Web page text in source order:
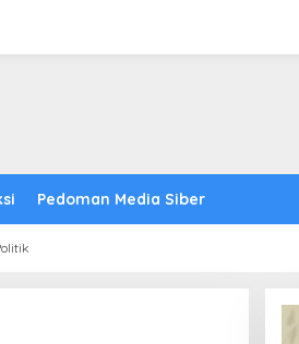
Pedoman Media Siber